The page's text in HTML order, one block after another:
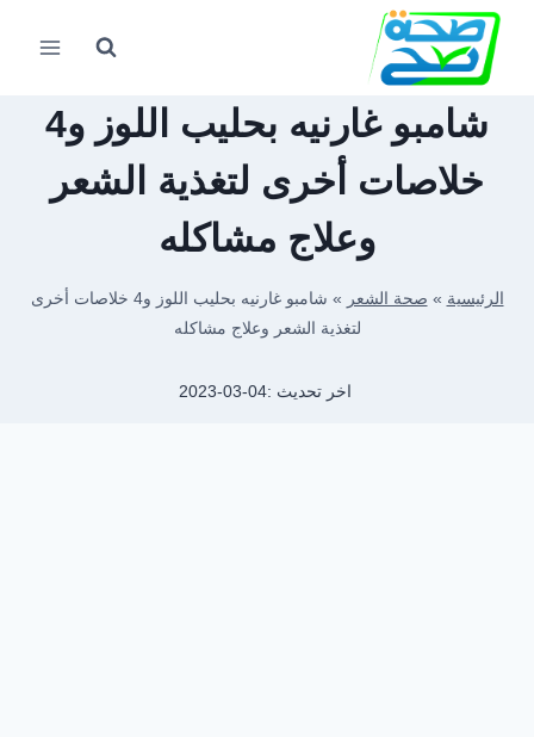
التجاوز
المحتوى
شامبو غارنيه بحليب اللوز و4
خلاصات أخرى لتغذية الشعر
وعلاج مشاكله
الرئيسية » صحة الشعر »
شامبو غارنيه بحليب اللوز و4 خلاصات أخرى
لتغذية الشعر وعلاج مشاكله
اخر تحديث :2023-03-04